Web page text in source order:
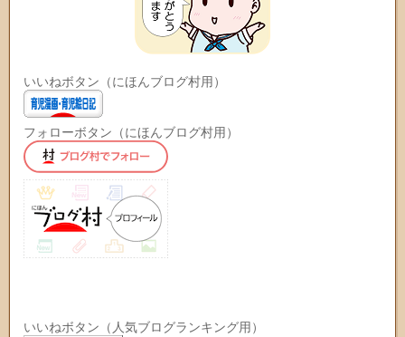
いいねボタン（にほんブログ村用）
フォローボタン（にほんブログ村用）
いいねボタン（人気ブログランキング用）